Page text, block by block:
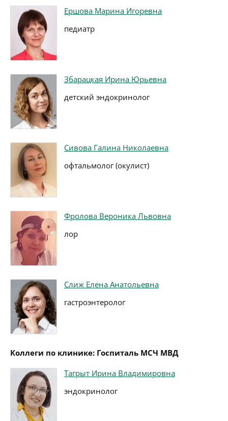
Ершова Марина Игоревна
педиатр
Збарацкая Ирина Юрьевна
детский эндокринолог
Сивова Галина Николаевна
офтальмолог (окулист)
Фролова Вероника Львовна
лор
Слиж Елена Анатольевна
гастроэнтеролог
Коллеги по клинике: Госпиталь МСЧ МВД
Тагрыт Ирина Владимировна
эндокринолог